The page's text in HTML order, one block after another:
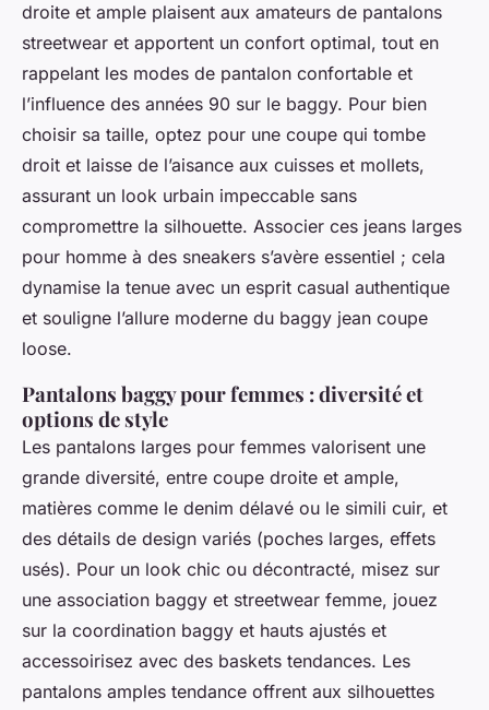
droite et ample plaisent aux amateurs de pantalons
streetwear et apportent un confort optimal, tout en
rappelant les modes de pantalon confortable et
l’influence des années 90 sur le baggy. Pour bien
choisir sa taille, optez pour une coupe qui tombe
droit et laisse de l’aisance aux cuisses et mollets,
assurant un look urbain impeccable sans
compromettre la silhouette. Associer ces jeans larges
pour homme à des sneakers s’avère essentiel ; cela
dynamise la tenue avec un esprit casual authentique
et souligne l’allure moderne du baggy jean coupe
loose.
Pantalons baggy pour femmes : diversité et
options de style
Les pantalons larges pour femmes valorisent une
grande diversité, entre coupe droite et ample,
matières comme le denim délavé ou le simili cuir, et
des détails de design variés (poches larges, effets
usés). Pour un look chic ou décontracté, misez sur
une association baggy et streetwear femme, jouez
sur la coordination baggy et hauts ajustés et
accessoirisez avec des baskets tendances. Les
pantalons amples tendance offrent aux silhouettes